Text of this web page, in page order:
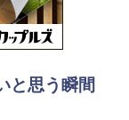
と思う瞬間